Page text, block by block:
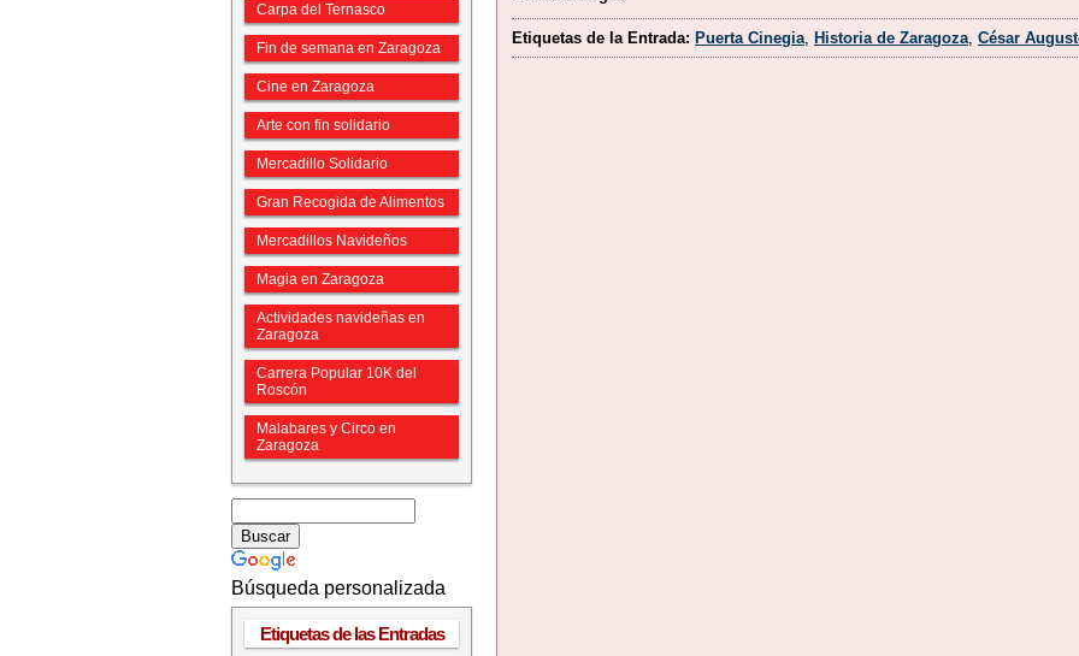
Carpa del Ternasco
Fin de semana en Zaragoza
Cine en Zaragoza
Arte con fin solidario
Mercadillo Solidario
Gran Recogida de Alimentos
Mercadillos Navideños
Magia en Zaragoza
Actividades navideñas en
Zaragoza
Carrera Popular 10K del
Roscón
Malabares y Circo en
Zaragoza
Búsqueda personalizada
Etiquetas de las Entradas
Etiquetas de la Entrada: Puerta Cinegia, Historia de Zaragoza, César